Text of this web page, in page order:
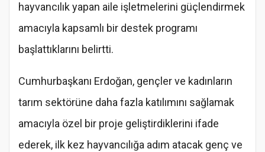
hayvancılık yapan aile işletmelerini güçlendirmek
amacıyla kapsamlı bir destek programı
başlattıklarını belirtti.
Cumhurbaşkanı Erdoğan, gençler ve kadınların
tarım sektörüne daha fazla katılımını sağlamak
amacıyla özel bir proje geliştirdiklerini ifade
ederek, ilk kez hayvancılığa adım atacak genç ve